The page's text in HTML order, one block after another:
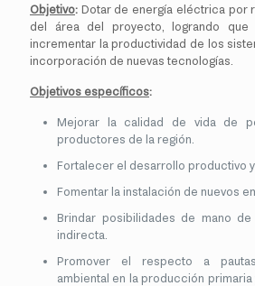
Objetivo: Dotar de energía eléctrica por
del área del proyecto, logrando
incrementar la productividad de los
incorporación de nuevas tecnologías.
Objetivos específicos:
Mejorar la calidad de vida de
productores de la región.
Fortalecer el desarrollo productivo
Fomentar la instalación de nuevos
Brindar posibilidades de mano
indirecta.
Promover el respecto a
ambiental en la producción